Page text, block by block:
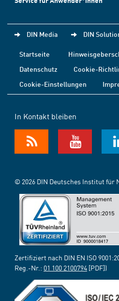
DIN Media DIN
Startseite
Datenschutz
Cookie-
Cookie-Einstellungen
In Kontakt bleiben
© 2026 DIN Deutsches Institut für
Zertifiziert nach DIN EN ISO
Reg.-Nr.: 01 100 2100794 [PDF])